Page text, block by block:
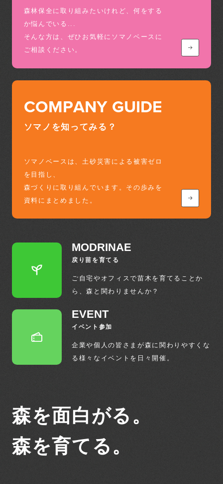
森林保全に取り組みたいけれど、何をする
か悩んでいる...
そんな方は、ぜひお気軽にソマノベースに
ご相談ください。
COMPANY GUIDE
ソマノを知ってみる？
ソマノベースは、土砂災害による被害ゼロ
を目指し、
森づくりに取り組んでいます。その歩みを
資料にまとめました。
MODRINAE
戻り苗を育てる
ご自宅やオフィスで苗木を育てることか
ら、森と関わりませんか？
EVENT
イベント参加
企業や個人の皆さまが森に関わりやすくな
る 様々なイベントを日々開催。
森を面白がる。
森を育てる。